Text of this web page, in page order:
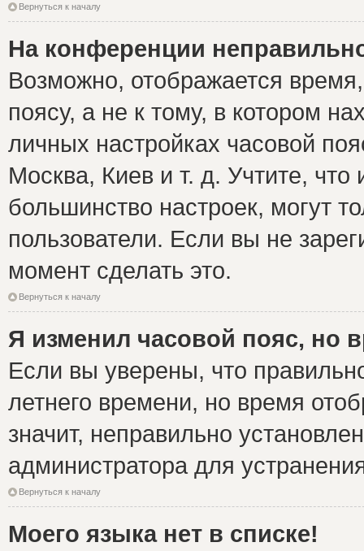
Вернуться к началу
На конференции
Возможно, отображается
поясу, а не к тому, в котором
личных настройках часовой
Москва, Киев и т. д. Учтите, что
большинство настроек, могут
пользователи. Если вы не
момент сделать это.
Вернуться к началу
Я изменил часовой пояс, но
Если вы уверены, что
летнего времени, но время
значит, неправильно
администратора для
Вернуться к началу
Моего языка нет в списке!